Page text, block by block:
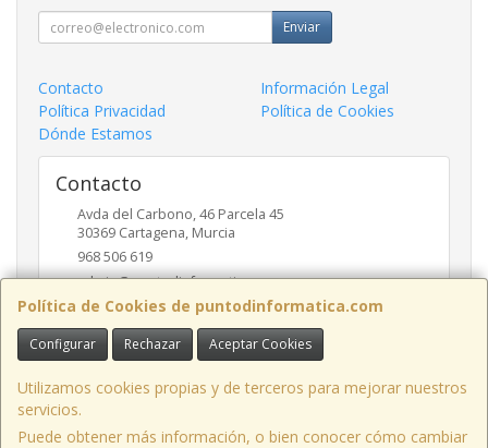
Política de Cookies de puntodinformatica.com
Configurar Rechazar Aceptar Cookies
Utilizamos cookies propias y de terceros para mejorar nuestros
servicios.
Puede obtener más información, o bien conocer cómo cambiar
Enviar
Contacto
Información Legal
Política Privacidad
Política de Cookies
Dónde Estamos
Contacto
Avda del Carbono, 46 Parcela 45
30369 Cartagena, Murcia
968 506 619
admin@puntodinformatica.com
Horario
09:30h a 14:00h y de 16:30h a 20:00h